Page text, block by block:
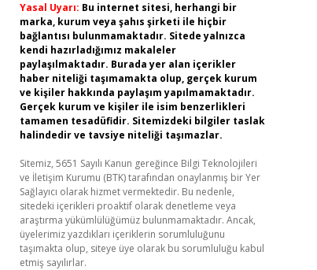
Yasal Uyarı: Bu internet sitesi, herhangi bir
marka, kurum veya şahıs şirketi ile hiçbir
bağlantısı bulunmamaktadır. Sitede yalnızca
kendi hazırladığımız makaleler
paylaşılmaktadır. Burada yer alan içerikler
haber niteliği taşımamakta olup, gerçek kurum
ve kişiler hakkında paylaşım yapılmamaktadır.
Gerçek kurum ve kişiler ile isim benzerlikleri
tamamen tesadüfidir. Sitemizdeki bilgiler taslak
halindedir ve tavsiye niteliği taşımazlar.
Sitemiz, 5651 Sayılı Kanun gereğince Bilgi Teknolojileri
ve İletişim Kurumu (BTK) tarafından onaylanmış bir Yer
Sağlayıcı olarak hizmet vermektedir. Bu nedenle,
sitedeki içerikleri proaktif olarak denetleme veya
araştırma yükümlülüğümüz bulunmamaktadır. Ancak,
üyelerimiz yazdıkları içeriklerin sorumluluğunu
taşımakta olup, siteye üye olarak bu sorumluluğu kabul
etmiş sayılırlar.